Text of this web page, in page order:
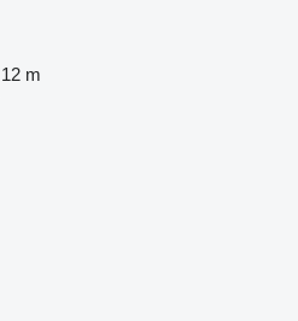
12 m